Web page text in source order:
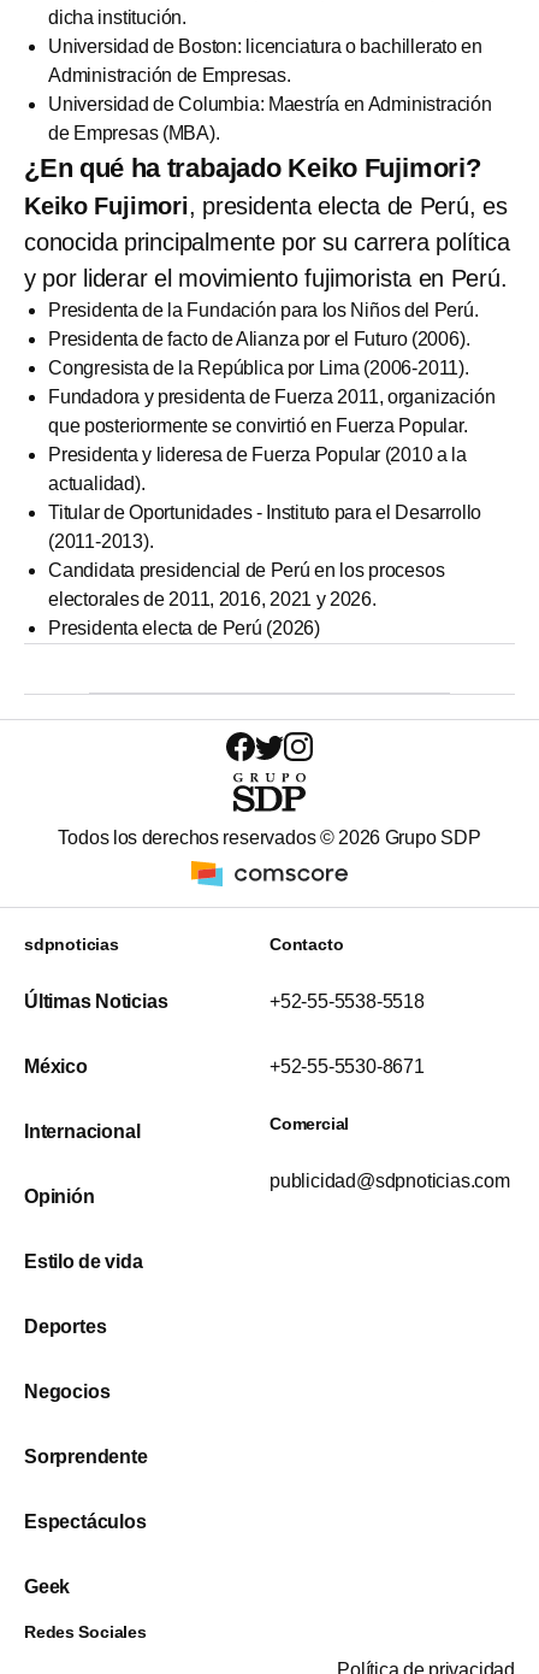
dicha institución.
Universidad de Boston: licenciatura o bachillerato en
Administración de Empresas.
Universidad de Columbia: Maestría en Administración
de Empresas (MBA).
¿En qué ha trabajado Keiko Fujimori?
Keiko Fujimori, presidenta electa de Perú, es
conocida principalmente por su carrera política
y por liderar el movimiento fujimorista en Perú.
Presidenta de la Fundación para los Niños del Perú.
Presidenta de facto de Alianza por el Futuro (2006).
Congresista de la República por Lima (2006-2011).
Fundadora y presidenta de Fuerza 2011, organización
que posteriormente se convirtió en Fuerza Popular.
Presidenta y lideresa de Fuerza Popular (2010 a la
actualidad).
Titular de Oportunidades - Instituto para el Desarrollo
(2011-2013).
Candidata presidencial de Perú en los procesos
electorales de 2011, 2016, 2021 y 2026.
Presidenta electa de Perú (2026)
Todos los derechos reservados ©2026 Grupo SDP
sdpnoticias
Últimas Noticias
México
Internacional
Opinión
Estilo de vida
Deportes
Negocios
Sorprendente
Espectáculos
Geek
Contacto
+52-55-5538-5518
+52-55-5530-8671
Comercial
publicidad@sdpnoticias.com
Redes Sociales